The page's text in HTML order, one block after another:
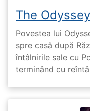
The
Povestea lui
spre casă după
întâlnirile sale cu
terminând cu